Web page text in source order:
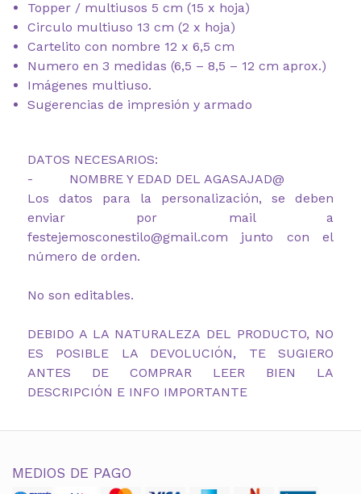
Topper / multiusos 5 cm (15 x hoja)
Circulo multiuso 13 cm (2 x hoja)
Cartelito con nombre 12 x 6,5 cm
Numero en 3 medidas (6,5 – 8,5 – 12 cm aprox.)
Imágenes multiuso.
Sugerencias de impresión y armado
DATOS NECESARIOS:
- NOMBRE Y EDAD DEL AGASAJAD@
Los datos para la personalización, se deben
enviar por mail a
festejemosconestilo@gmail.com junto con el
número de orden.
No son editables.
DEBIDO A LA NATURALEZA DEL PRODUCTO, NO
ES POSIBLE LA DEVOLUCIÓN, TE SUGIERO
ANTES DE COMPRAR LEER BIEN LA
DESCRIPCIÓN E INFO IMPORTANTE
MEDIOS DE PAGO